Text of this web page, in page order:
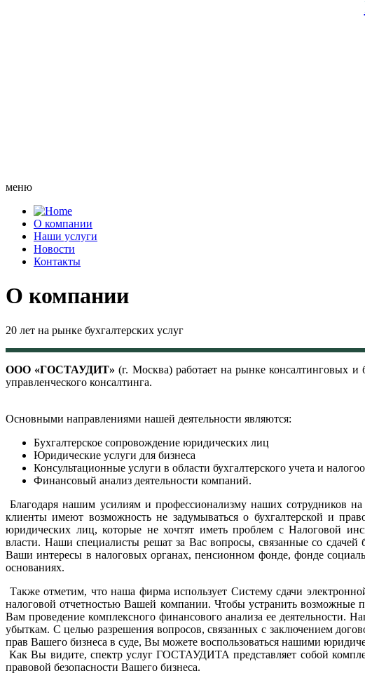
меню
О компании
Наши услуги
Новости
Контакты
О компании
20 лет на рынке бухгалтерских услуг
ООО «ГОСТАУДИТ» (г. Москва) работает на рынке консалтинговых и
управленческого консалтинга.
Основными направлениями нашей деятельности являются:
Бухгалтерское сопровождение юридических лиц
Юридические услуги для бизнеса
Консультационные услуги в области бухгалтерского учета и
Финансовый анализ деятельности компаний.
Благодаря нашим усилиям и профессионализму наших сотрудников
клиенты имеют возможность не задумываться о бухгалтерской и
юридических лиц, которые не хочтят иметь проблем с Налоговой
власти. Наши специалисты решат за Вас вопросы, связанные со
Ваши интересы в налоговых органах, пенсионном фонде, фонде
основаниях.
Также отметим, что наша фирма использует Систему сдачи
налоговой отчетностью Вашей компании. Чтобы устранить возможные
Вам проведение комплексного финансового анализа ее деятельности.
убыткам. С целью разрешения вопросов, связанных с заключением
прав Вашего бизнеса в суде, Вы можете воспользоваться нашими
Как Вы видите, спектр услуг ГОСТАУДИТА представляет собой
правовой безопасности Вашего бизнеса.